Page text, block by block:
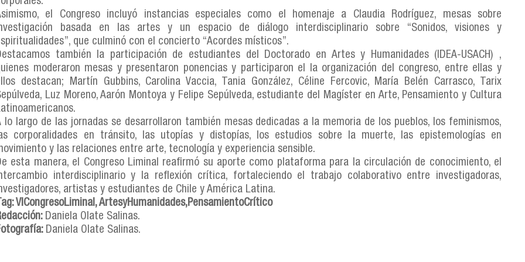
el Congreso incluyó instancias especiales como el homenaje a Claudia Rodríguez, mesas sobre
basada en las artes y un espacio de diálogo interdisciplinario sobre “Sonidos, visiones y
que culminó con el concierto “Acordes místicos”.
también la participación de estudiantes del Doctorado en Artes y Humanidades (IDEA-USACH) ,
moderaron mesas y presentaron ponencias y participaron el la organización del congreso, entre ellas y
destacan; Martín Gubbins, Carolina Vaccia, Tania González, Céline Fercovic, María Belén Carrasco, Tarix
Luz Moreno, Aarón Montoya y Felipe Sepúlveda, estudiante del Magíster en Arte, Pensamiento y Cultura
lo largo de las jornadas se desarrollaron también mesas dedicadas a la memoria de los pueblos, los feminismos,
corporalidades en tránsito, las utopías y distopías, los estudios sobre la muerte, las epistemologías en
y las relaciones entre arte, tecnología y experiencia sensible.
esta manera, el Congreso Liminal reafirmó su aporte como plataforma para la circulación de conocimiento, el
interdisciplinario y la reflexión crítica, fortaleciendo el trabajo colaborativo entre investigadoras,
artistas y estudiantes de Chile y América Latina.
VICongresoLiminal, ArtesyHumanidades,PensamientoCrítico
Daniela Olate Salinas.
Daniela Olate Salinas.